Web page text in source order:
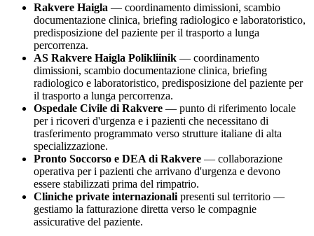
Rakvere Haigla — coordinamento dimissioni, scambio
documentazione clinica, briefing radiologico e laboratoristico,
predisposizione del paziente per il trasporto a lunga
percorrenza.
AS Rakvere Haigla Polikliinik — coordinamento
dimissioni, scambio documentazione clinica, briefing
radiologico e laboratoristico, predisposizione del paziente per
il trasporto a lunga percorrenza.
Ospedale Civile di Rakvere — punto di riferimento locale
per i ricoveri d'urgenza e i pazienti che necessitano di
trasferimento programmato verso strutture italiane di alta
specializzazione.
Pronto Soccorso e DEA di Rakvere — collaborazione
operativa per i pazienti che arrivano d'urgenza e devono
essere stabilizzati prima del rimpatrio.
Cliniche private internazionali presenti sul territorio —
gestiamo la fatturazione diretta verso le compagnie
assicurative del paziente.